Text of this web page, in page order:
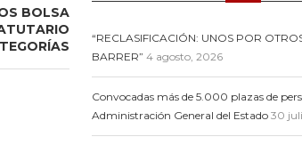
BOLSA
“RECLASIFICACIÓN: UNOS POR
BARRER” 4 agosto, 2026
Convocadas más de 5.000 plazas de
Administración General del Estado 30